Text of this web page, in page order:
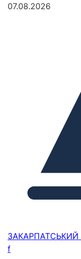
07.08.2026
ЗАКАРПАТСЬКИЙ
f